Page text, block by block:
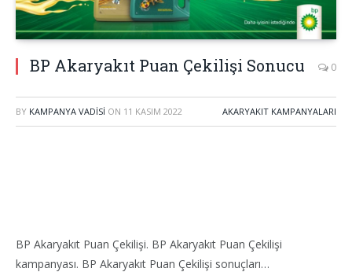
BP Akaryakıt Puan Çekilişi Sonucu 0
BY KAMPANYA VADISI ON 11 KASIM 2022 AKARYAKIT KAMPANYALARI
BP Akaryakıt Puan Çekilişi. BP Akaryakıt Puan Çekilişi
kampanyası. BP Akaryakıt Puan Çekilişi sonuçları…